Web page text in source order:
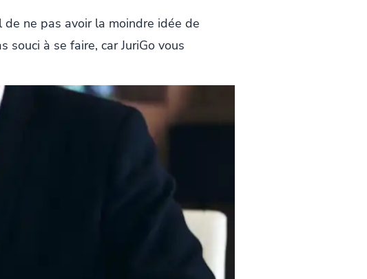
de ne pas avoir la moindre idée de
souci à se faire, car JuriGo vous